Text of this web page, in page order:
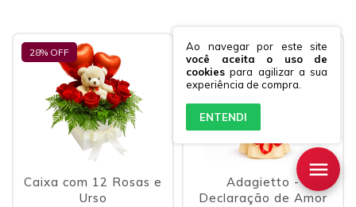
Ao navegar por este site
você aceita o uso de
cookies para agilizar a sua
experiência de compra.
ENTENDI
28% OFF
Caixa com 12 Rosas e
Urso
Adagietto -
Declaração de Amor